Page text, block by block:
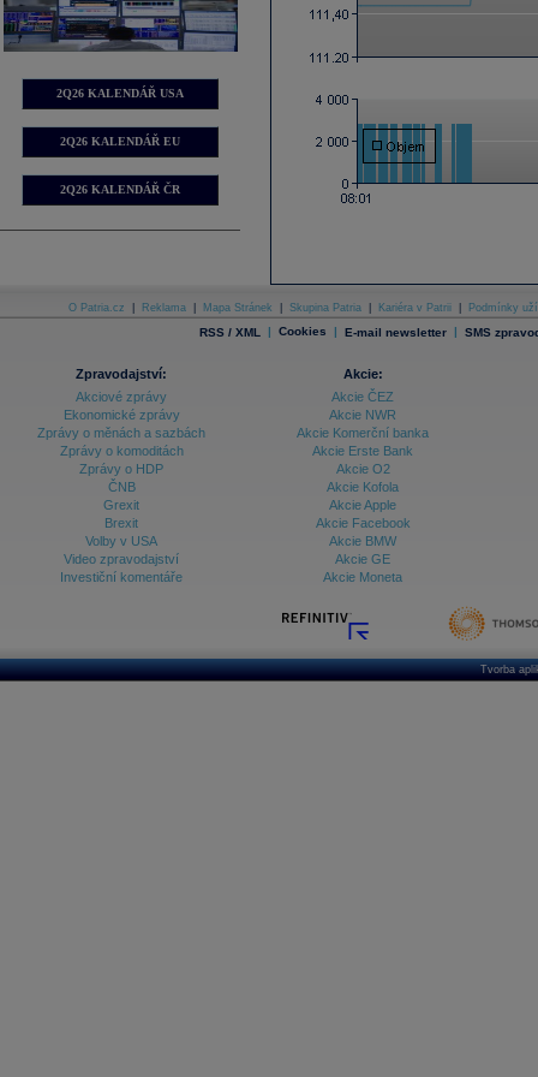
2Q26 KALENDÁŘ USA
2Q26 KALENDÁŘ EU
2Q26 KALENDÁŘ ČR
O Patria.cz Reklama Mapa Stránek Skupina Patria Kariéra v Patrii Podmínky
RSS / XML | Cookies | E-mail newsletter | SMS
Zpravodajství:
Akciové zprávy
Ekonomické zprávy
Zprávy o měnách a sazbách
Zprávy o komoditách
Zprávy o HDP
ČNB
Grexit
Brexit
Volby v USA
Video zpravodajství
Investiční komentáře
Akcie:
Akcie ČEZ
Akcie NWR
Akcie Komerční banka
Akcie Erste Bank
Akcie O2
Akcie Kofola
Akcie Apple
Akcie Facebook
Akcie BMW
Akcie GE
Akcie Moneta
Tvorba